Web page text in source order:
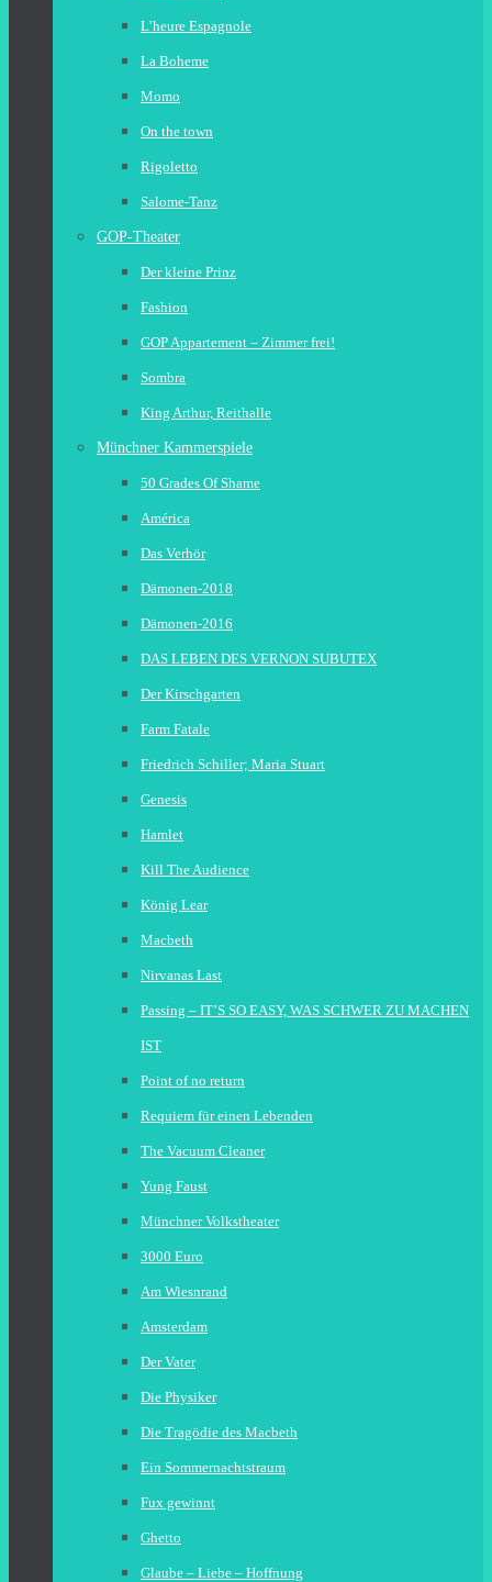
L’heure Espagnole
La Boheme
Momo
On the town
Rigoletto
Salome-Tanz
GOP-Theater
Der kleine Prinz
Fashion
GOP Appartement – Zimmer frei!
Sombra
King Arthur, Reithalle
Münchner Kammerspiele
50 Grades Of Shame
América
Das Verhör
Dämonen-2018
Dämonen-2016
DAS LEBEN DES VERNON SUBUTEX
Der Kirschgarten
Farm Fatale
Friedrich Schiller; Maria Stuart
Genesis
Hamlet
Kill The Audience
König Lear
Macbeth
Nirvanas Last
Passing – IT’S SO EASY, WAS SCHWER ZU MACHEN
IST
Point of no return
Requiem für einen Lebenden
The Vacuum Cleaner
Yung Faust
Münchner Volkstheater
3000 Euro
Am Wiesnrand
Amsterdam
Der Vater
Die Physiker
Die Tragödie des Macbeth
Ein Sommernachtstraum
Fux gewinnt
Ghetto
Glaube – Liebe – Hoffnung